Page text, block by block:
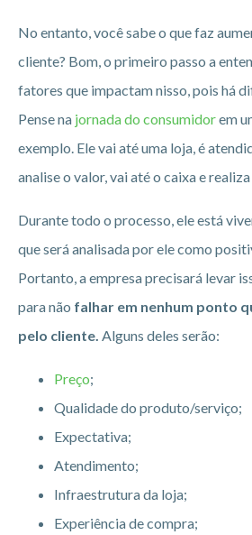
No entanto, você sabe o que faz
cliente? Bom, o primeiro passo a
fatores que impactam nisso, pois há
Pense na jornada do consumidorem
exemplo. Ele vai até uma loja, é
analise o valor, vai até o caixa e
Durante todo o processo, ele está
que será analisada por ele como
Portanto, a empresa precisará levar
para não falhar em nenhum ponto
pelo cliente. Alguns deles serão:
Preço;
Qualidade do produto/serviço;
Expectativa;
Atendimento;
Infraestrutura da loja;
Experiência de compra;